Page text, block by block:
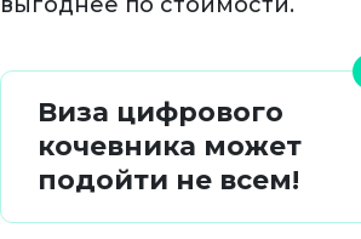
Виза цифрового
кочевника может
подойти не всем!